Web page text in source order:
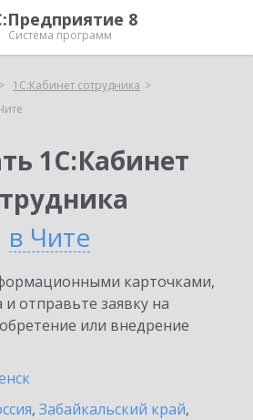
8
Система программ
1С:Кабинет сотрудника
1С:Кабинет
в Чите
карточками,
отправьте заявку на
или внедрение
, Забайкальский край,